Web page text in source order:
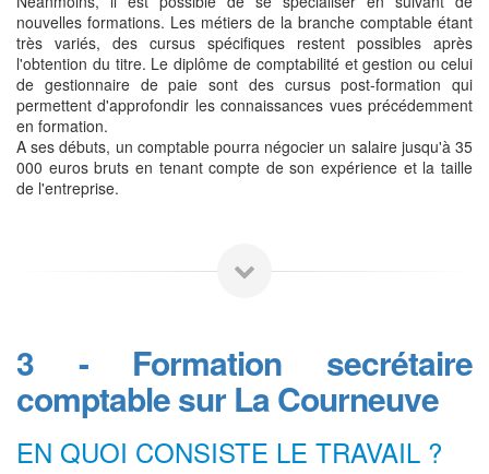
nouvelles formations. Les métiers de la branche comptable étant
très variés, des cursus spécifiques restent possibles après
l'obtention du titre. Le diplôme de comptabilité et gestion ou celui
de gestionnaire de paie sont des cursus post-formation qui
permettent d'approfondir les connaissances vues précédemment
en formation.
A ses débuts, un comptable pourra négocier un salaire jusqu'à 35
000 euros bruts en tenant compte de son expérience et la taille
de l'entreprise.
3 - Formation secrétaire
comptable sur La Courneuve
EN QUOI CONSISTE LE TRAVAIL ?